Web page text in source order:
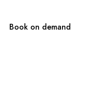
Book on demand